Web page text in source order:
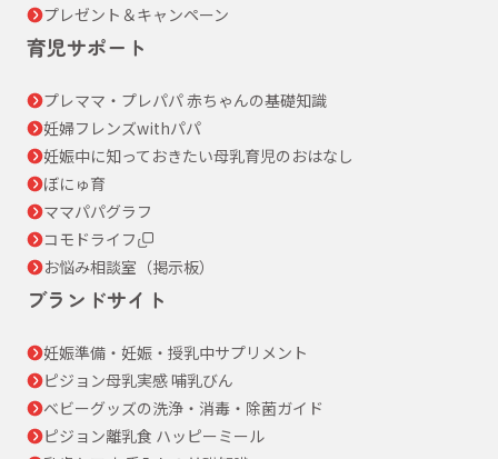
プレゼント＆キャンペーン
育児サポート
プレママ・プレパパ 赤ちゃんの基礎知識
妊婦フレンズwithパパ
妊娠中に知っておきたい母乳育児のおはなし
ぼにゅ育
ママパパグラフ
コモドライフ
お悩み相談室（掲示板）
ブランドサイト
妊娠準備・妊娠・授乳中サプリメント
ピジョン母乳実感 哺乳びん
ベビーグッズの洗浄・消毒・除菌ガイド
ピジョン離乳食 ハッピーミール